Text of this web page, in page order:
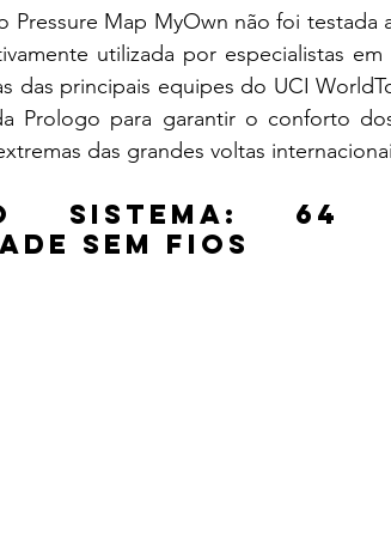
Map MyOwn não foi testada
utilizada por especialistas
das principais equipes do UCI
Prologo para garantir o conforto
das grandes voltas
sistema: 64
sem fios